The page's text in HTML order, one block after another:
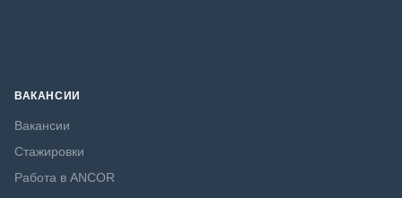
ВАКАНСИИ
Вакансии
Стажировки
Работа в ANCOR